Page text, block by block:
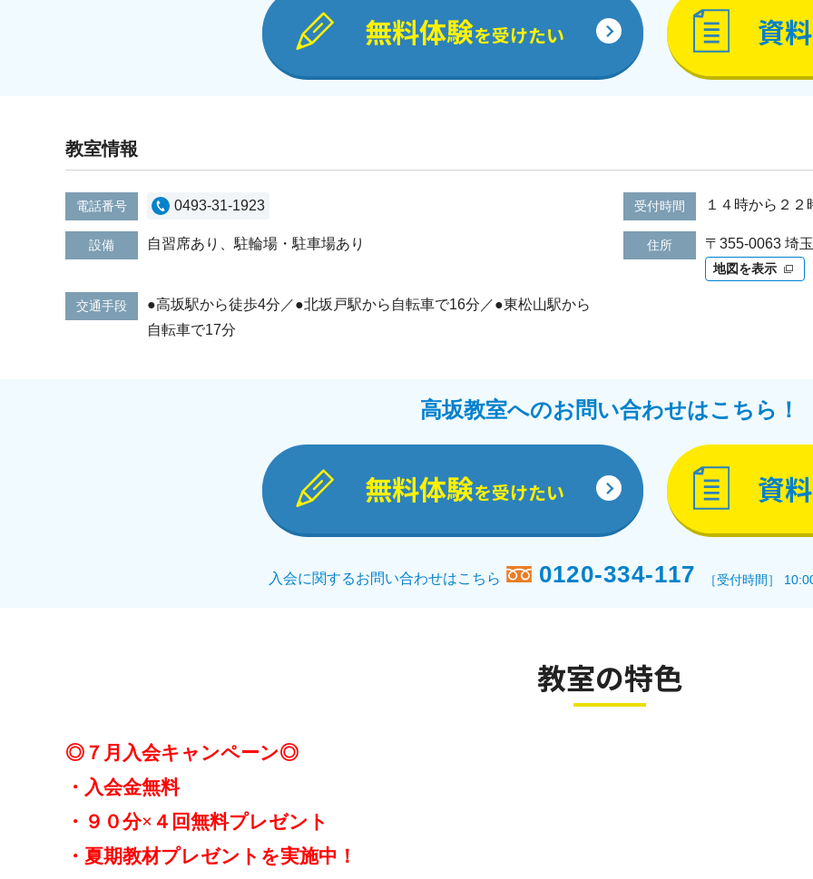
無料体験を受けたい 資料
教室情報
電話番号 0493-31-1923 受付時間 １４時から２２
設備 自習席あり、駐輪場・駐車場あり 住所 〒355-0063 埼
地図を表示
交通手段
●高坂駅から徒歩4分／●北坂戸駅から自転車で16分／●東松山駅から
自転車で17分
高坂教室へのお問い合わせはこちら！
無料体験を受けたい 資料
入会に関するお問い合わせはこちら 0120-334-117 ［受付時間］
教室の特色
◎７月入会キャンペーン◎
・入会金無料
・９０分×４回無料プレゼント
・夏期教材プレゼントを実施中！